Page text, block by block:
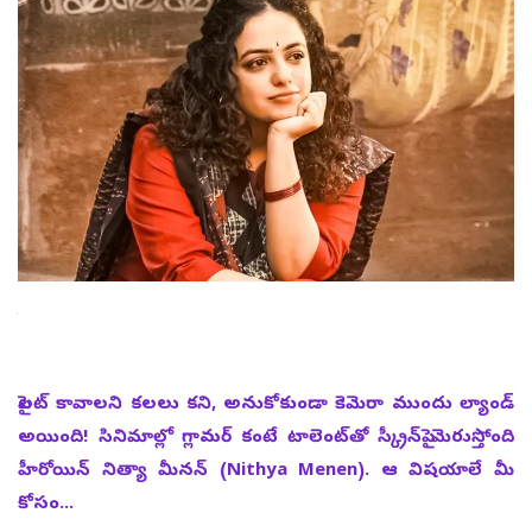
పైలట్‌ కావాలని కలలు కని, అనుకోకుండా కెమెరా ముందు ల్యాండ్‌
అయింది! సినిమాల్లో గ్లామర్‌ కంటే టాలెంట్‌తో స్క్రీన్‌పై మెరుస్తోంది
హీరోయిన్‌ నిత్యా మీనన్‌ (Nithya Menen). ఆ విషయాలే మీ
కోసం...